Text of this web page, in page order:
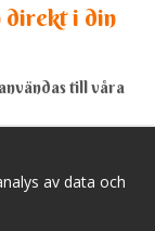
direkt i din
till våra
av data och